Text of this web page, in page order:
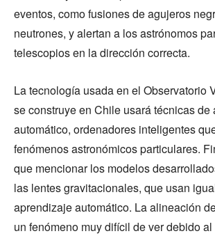
eventos, como fusiones de agujeros
neutrones, y alertan a los astrónomos
telescopios en la dirección correcta.
La tecnología usada en el Observatorio
se construye en Chile usará técnicas de
automático, ordenadores inteligentes
fenómenos astronómicos particulares.
que mencionar los modelos
las lentes gravitacionales, que usan
aprendizaje automático. La alineación
un fenómeno muy difícil de ver debido